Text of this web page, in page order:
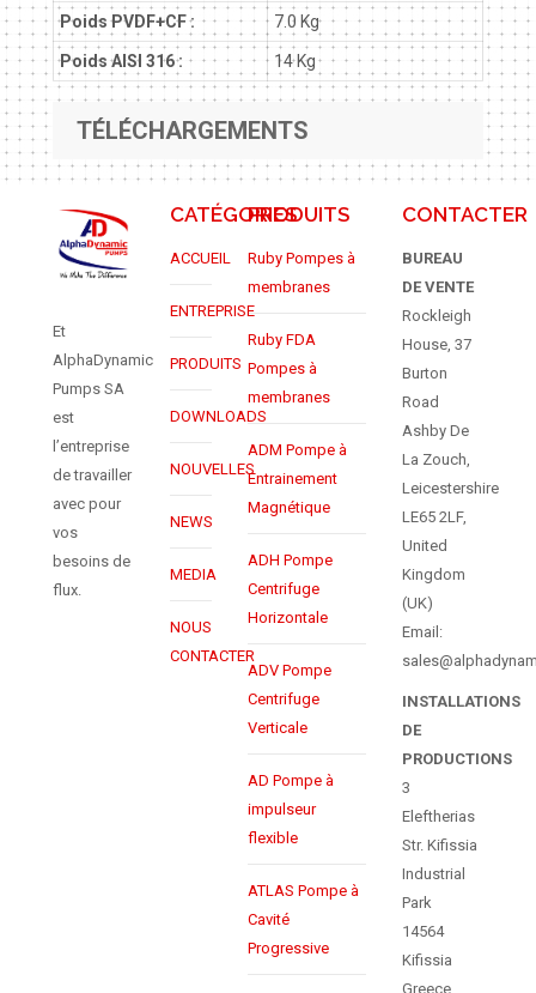
Poids PVDF+CF : 7.0 Kg
Poids AISI 316 : 14 Kg
TÉLÉCHARGEMENTS
Et
AlphaDynamic
Pumps SA
est
l’entreprise
de travailler
avec pour
vos
besoins de
flux.
CATÉGORIES
ACCUEIL
ENTREPRISE
PRODUITS
DOWNLOADS
NOUVELLES
NEWS
MEDIA
NOUS
CONTACTER
PRODUITS
Ruby Pompes à
membranes
Ruby FDA
Pompes à
membranes
ADM Pompe à
Entrainement
Magnétique
ADH Pompe
Centrifuge
Horizontale
ADV Pompe
Centrifuge
Verticale
AD Pompe à
impulseur
flexible
ATLAS Pompe à
Cavité
Progressive
CONTACTER
BUREAU
DE VENTE
Rockleigh
House, 37
Burton
Road
Ashby De
La Zouch,
Leicestershire
LE65 2LF,
United
Kingdom
(UK)
Email:
INSTALLATIONS
DE
PRODUCTIONS
3
Eleftherias
Str. Kifissia
Industrial
Park
14564
Kifissia
Greece